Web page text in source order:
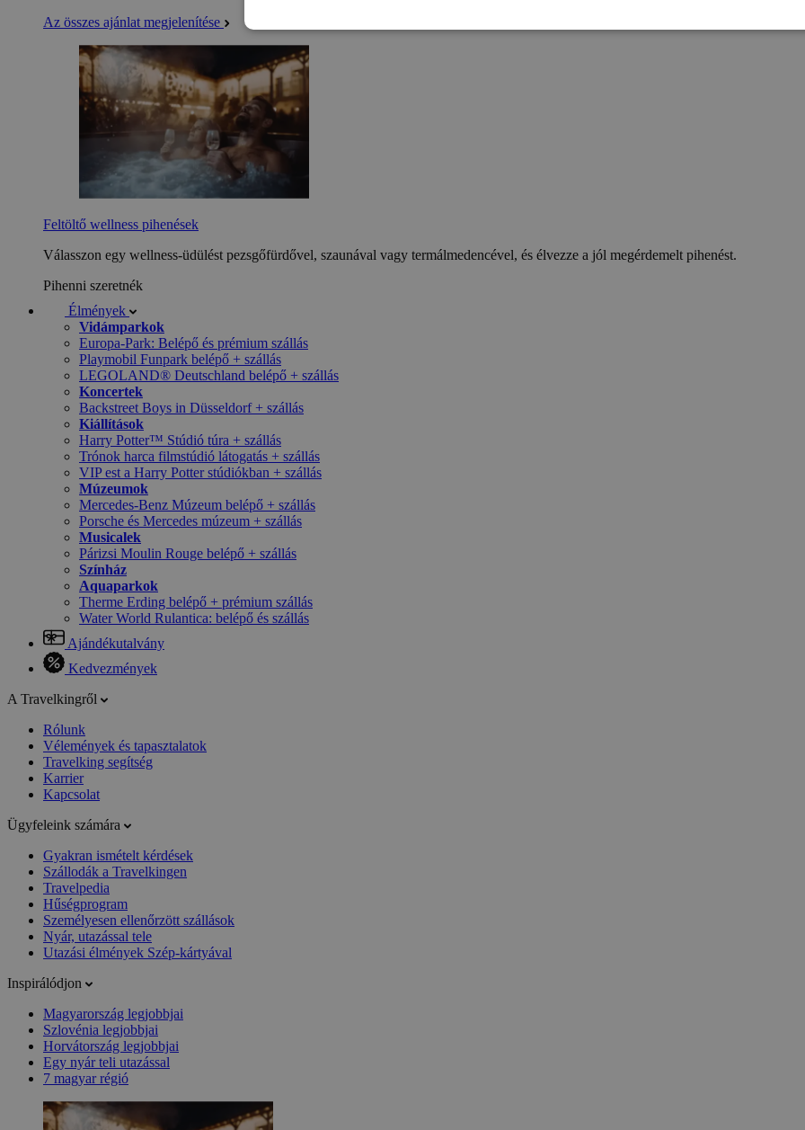
Az összes ajánlat megjelenítése
Feltöltő wellness pihenések
Válasszon egy wellness-üdülést pezsgőfürdővel, szaunával vagy termálmedencével, és élvezze a jól megérdemelt pihenést.
Pihenni szeretnék
Élmények
Vidámparkok
Europa-Park: Belépő és prémium szállás
Playmobil Funpark belépő + szállás
LEGOLAND® Deutschland belépő + szállás
Koncertek
Backstreet Boys in Düsseldorf + szállás
Kiállítások
Harry Potter™ Stúdió túra + szállás
Trónok harca filmstúdió látogatás + szállás
VIP est a Harry Potter stúdiókban + szállás
Múzeumok
Mercedes-Benz Múzeum belépő + szállás
Porsche és Mercedes múzeum + szállás
Musicalek
Párizsi Moulin Rouge belépő + szállás
Színház
Aquaparkok
Therme Erding belépő + prémium szállás
Water World Rulantica: belépő és szállás
Ajándékutalvány
Kedvezmények
A Travelkingről
Rólunk
Vélemények és tapasztalatok
Travelking segítség
Karrier
Kapcsolat
Ügyfeleink számára
Gyakran ismételt kérdések
Szállodák a Travelkingen
Travelpedia
Hűségprogram
Személyesen ellenőrzött szállások
Nyár, utazással tele
Utazási élmények Szép-kártyával
Inspirálódjon
Magyarország legjobbjai
Szlovénia legjobbjai
Horvátország legjobbjai
Egy nyár teli utazással
7 magyar régió